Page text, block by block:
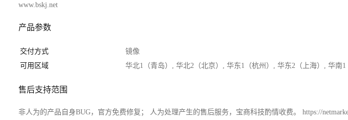
www.bskj.net
产品参数
交付方式
镜像
可用区域
华北1（青岛）, 华北2（北京）, 华东1（杭州）, 华东2（上海）, 华南1
售后支持范围
非人为的产品自身BUG，官方免费修复； 人为处理产生的售后服务，宝商科技酌情收费。 https://